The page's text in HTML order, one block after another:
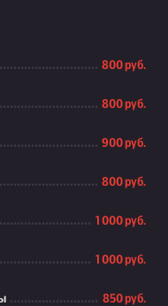
800 руб.
800 руб.
900 руб.
800 руб.
1 000 руб.
1 000 руб.
850 руб.